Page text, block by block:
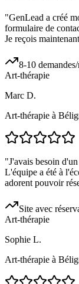
"GenLead a créé
formulaire de
Je reçois
8-10
Art-thérapie
Marc D.
Art-thérapie à
"J'avais besoin
L'équipe a été à
adorent pouvoir
Site avec
Art-thérapie
Sophie L.
Art-thérapie à